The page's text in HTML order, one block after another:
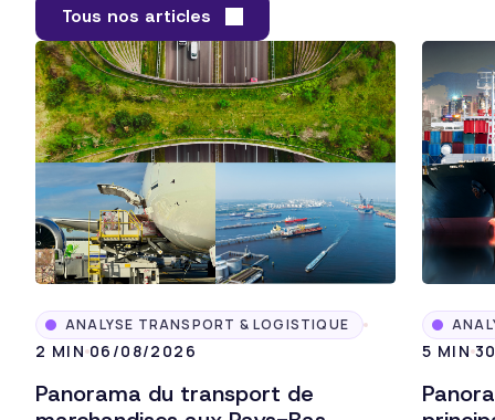
Tous nos articles
ANALYSE TRANSPORT & LOGISTIQUE
2 MIN 06/08/2026
Panorama du transport de
5 MIN